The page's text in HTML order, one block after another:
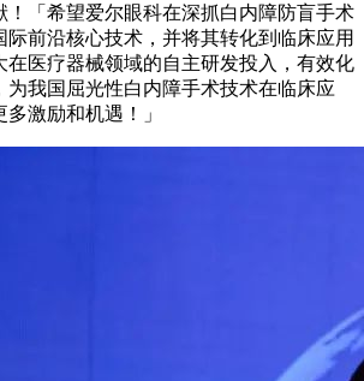
！「希望爱尔眼科在深抓白内障防盲手术
际前沿核心技术，并将其转化到临床应用
在医疗器械领域的自主研发投入，有效化
为我国屈光性白内障手术技术在临床应
激励和机遇！」